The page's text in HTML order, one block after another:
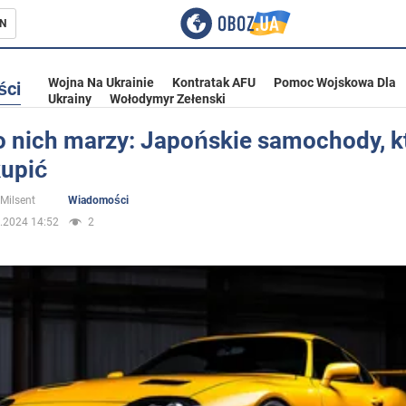
Wojna Na Ukrainie Kontratak AFU
Pomoc Wojskowa Dla
Ukrainy
Wołodymyr Zełenski
nich marzy: Japońskie samochody,
Wiadomości
14:52
2